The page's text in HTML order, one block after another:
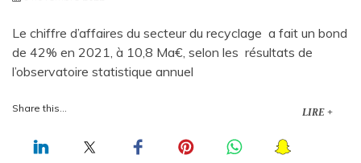
Le chiffre d’affaires du secteur du recyclage a fait un bond
de 42% en 2021, à 10,8 Ma€, selon les résultats de
l’observatoire statistique annuel
Share this... LIRE +